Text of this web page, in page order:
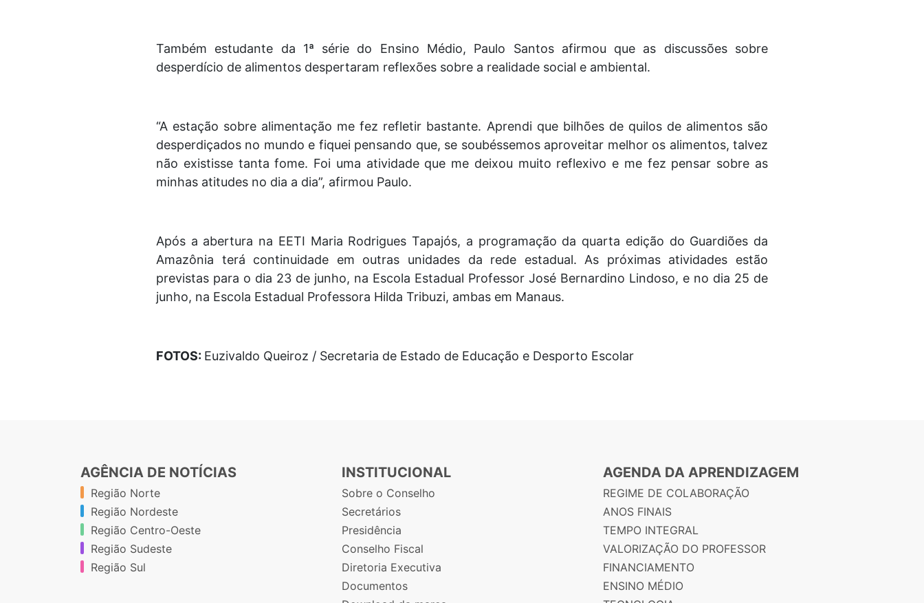
Também estudante da 1ª série do Ensino Médio, Paulo Santos afirmou que as discussões sobre
desperdício de alimentos despertaram reflexões sobre a realidade social e ambiental.
“A estação sobre alimentação me fez refletir bastante. Aprendi que bilhões de quilos de alimentos são
desperdiçados no mundo e fiquei pensando que, se soubéssemos aproveitar melhor os alimentos, talvez
não existisse tanta fome. Foi uma atividade que me deixou muito reflexivo e me fez pensar sobre as
minhas atitudes no dia a dia”, afirmou Paulo.
Após a abertura na EETI Maria Rodrigues Tapajós, a programação da quarta edição do Guardiões da
Amazônia terá continuidade em outras unidades da rede estadual. As próximas atividades estão
previstas para o dia 23 de junho, na Escola Estadual Professor José Bernardino Lindoso, e no dia 25 de
junho, na Escola Estadual Professora Hilda Tribuzi, ambas em Manaus.
FOTOS: Euzivaldo Queiroz / Secretaria de Estado de Educação e Desporto Escolar
AGÊNCIA DE NOTÍCIAS
Região Norte
Região Nordeste
Região Centro-Oeste
Região Sudeste
Região Sul
INSTITUCIONAL
Sobre o Conselho
Secretários
Presidência
Conselho Fiscal
Diretoria Executiva
Documentos
AGENDA DA APRENDIZAGEM
REGIME DE COLABORAÇÃO
ANOS FINAIS
TEMPO INTEGRAL
VALORIZAÇÃO DO PROFESSOR
FINANCIAMENTO
ENSINO MÉDIO